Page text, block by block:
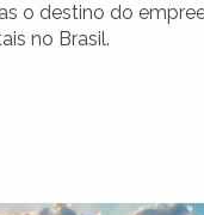
o destino do
no Brasil.